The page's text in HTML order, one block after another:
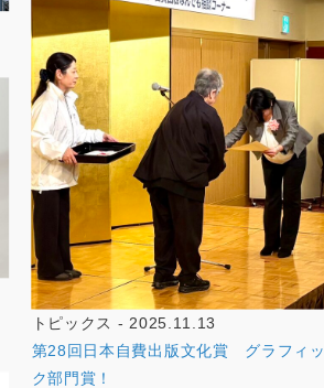
トピックス - 2025.11.13
第28回日本自費出版文化賞 グラフィッ
ク部門賞！